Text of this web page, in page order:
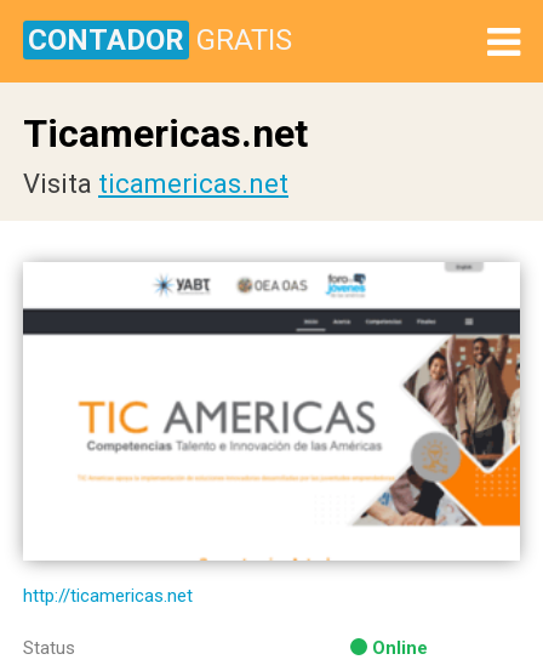
CONTADOR GRATIS
Ticamericas.net
Visita ticamericas.net
http://ticamericas.net
Status Online